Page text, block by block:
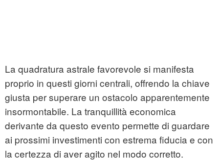
La quadratura astrale favorevole si manifesta
proprio in questi giorni centrali, offrendo la chiave
giusta per superare un ostacolo apparentemente
insormontabile. La tranquillità economica
derivante da questo evento permette di guardare
ai prossimi investimenti con estrema fiducia e con
la certezza di aver agito nel modo corretto.